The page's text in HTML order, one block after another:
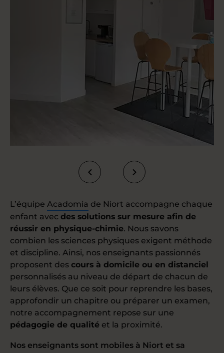
L’équipe Acadomia de Niort accompagne chaque
enfant avec des solutions sur mesure afin de
réussir en physique-chimie. Nous savons
combien les sciences physiques exigent méthode
et discipline. Ainsi, nos enseignants passionnés
proposent des cours à domicile ou en distanciel
personnalisés au niveau de départ de chacun de
leurs élèves. Que ce soit pour reprendre les bases,
approfondir un chapitre ou préparer un examen,
notre accompagnement repose sur une
pédagogie de qualité et la proximité.
Nos enseignants sont mobiles à Niort et sa